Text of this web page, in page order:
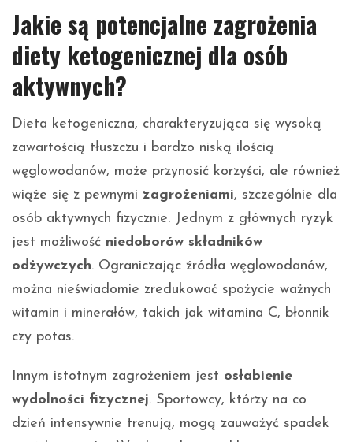
Jakie są potencjalne zagrożenia
diety ketogenicznej dla osób
aktywnych?
Dieta ketogeniczna, charakteryzująca się wysoką
zawartością tłuszczu i bardzo niską ilością
węglowodanów, może przynosić korzyści, ale również
wiąże się z pewnymi zagrożeniami, szczególnie dla
osób aktywnych fizycznie. Jednym z głównych ryzyk
jest możliwość niedoborów składników
odżywczych. Ograniczając źródła węglowodanów,
można nieświadomie zredukować spożycie ważnych
witamin i minerałów, takich jak witamina C, błonnik
czy potas.
Innym istotnym zagrożeniem jest osłabienie
wydolności fizycznej. Sportowcy, którzy na co
dzień intensywnie trenują, mogą zauważyć spadek